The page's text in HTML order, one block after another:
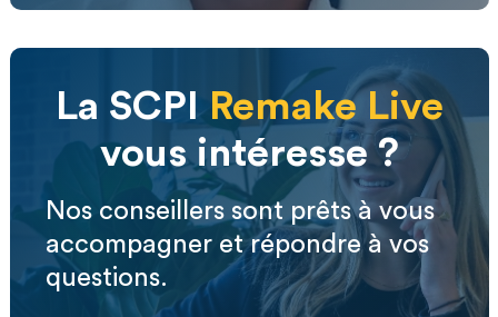
La SCPI Remake Live
vous intéresse ?
Nos conseillers sont prêts à vous
accompagner et répondre à vos
questions.